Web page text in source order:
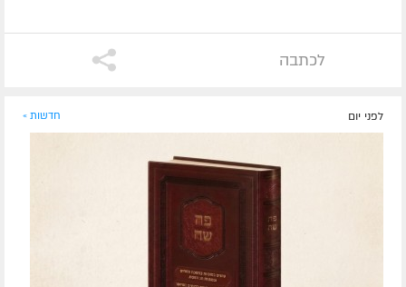
לכתבה
לפני יום חדשות »